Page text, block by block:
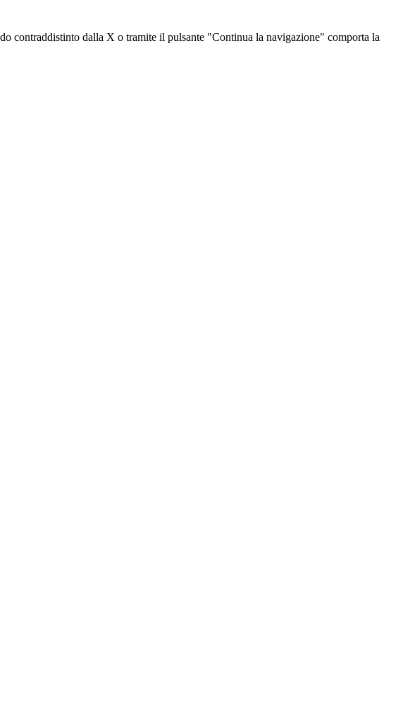
contraddistinto dalla X o tramite il pulsante "Continua la navigazione" comporta la